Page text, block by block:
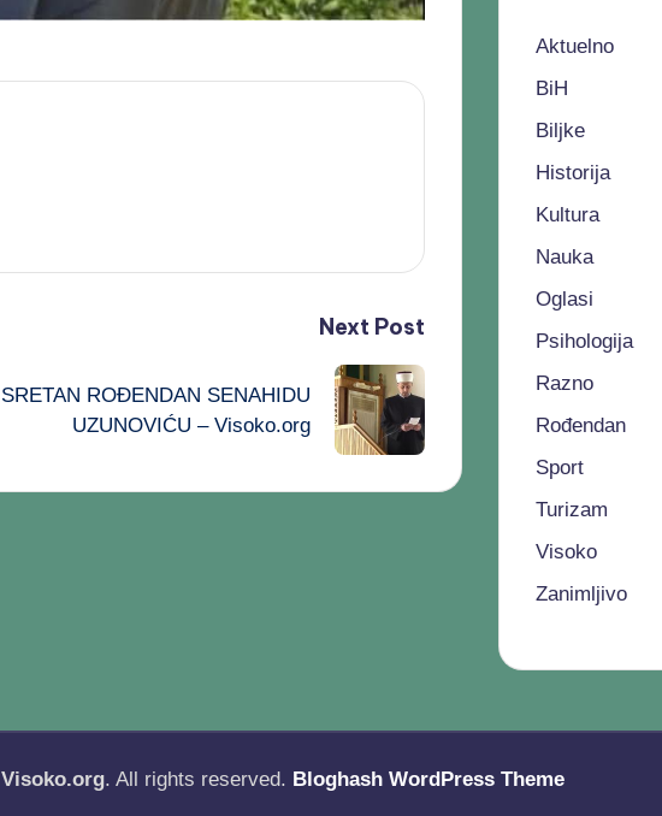
Next Post
SRETAN ROĐENDAN SENAHIDU
UZUNOVIĆU – Visoko.org
Aktuelno
BiH
Biljke
Historija
Kultura
Nauka
Oglasi
Psihologija
Razno
Rođendan
Sport
Turizam
Visoko
Zanimljivo
Visoko.org. All rights reserved. Bloghash WordPress Theme